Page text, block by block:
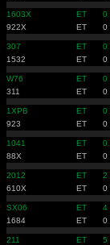
1603X ET 0
922X
ET 0
307 ET 0
1532
ET 0
W76 ET 0
311
ET 0
1XPB ET 0
923
ET 0
1041 ET 0
88X
ET 0
2012 ET 2
610X
ET 0
SX06 ET 4
1684
ET 0
211 ET 5